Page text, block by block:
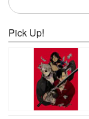
Pick Up!